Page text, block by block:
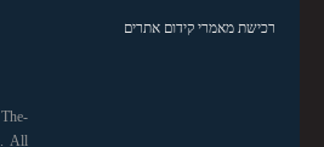
רכישת מאמרי קידום אתרים
All